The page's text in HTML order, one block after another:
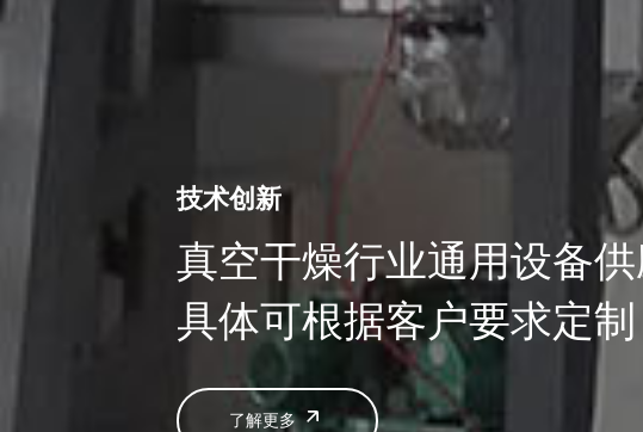
技术创新
真空干燥行业通用设备
具体可根据客户要求定制
了解更多